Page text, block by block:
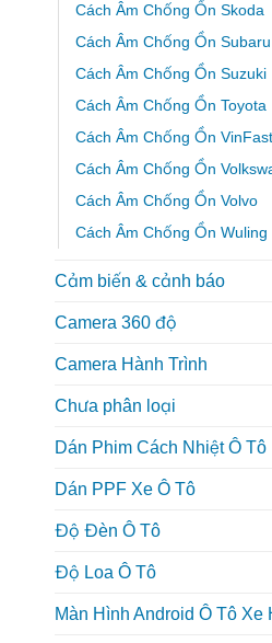
Cách Âm Chống Ồn Skoda
Cách Âm Chống Ồn Subaru
Cách Âm Chống Ồn Suzuki
Cách Âm Chống Ồn Toyota
Cách Âm Chống Ồn VinFast
Cách Âm Chống Ồn
Cách Âm Chống Ồn Volvo
Cách Âm Chống Ồn Wuling
Cảm biến & cảnh báo
Camera 360 độ
Camera Hành Trình
Chưa phân loại
Dán Phim Cách Nhiệt Ô Tô
Dán PPF Xe Ô Tô
Độ Đèn Ô Tô
Độ Loa Ô Tô
Màn Hình Android Ô Tô Xe